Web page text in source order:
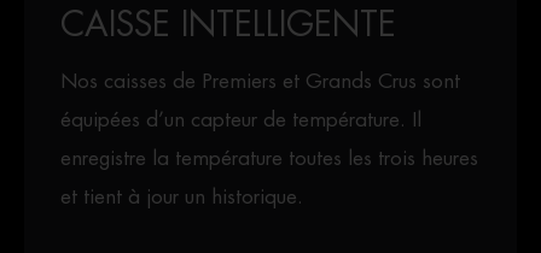
CAISSE INTELLIGENTE
Nos caisses de Premiers et Grands Crus sont
équipées d’un capteur de température. Il
enregistre la température toutes les trois heures
et tient à jour un historique.